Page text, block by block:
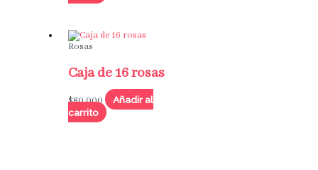
Rosas
Caja de 16 rosas
$80,000
Añadir al
carrito